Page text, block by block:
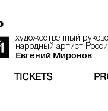
художественный
народный артист
Евгений Миронов
TICKETS